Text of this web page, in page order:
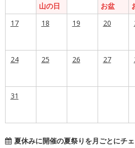
山の日
お盆
17
18 19 20
24 25 26 27
31
夏休みに開催の夏祭りを月ごとにチェ